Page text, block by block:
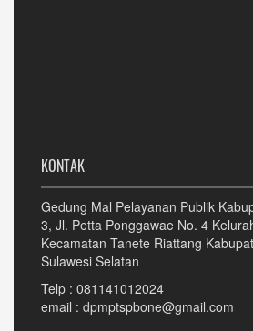
KONTAK
Gedung Mal Pelayanan Publik
3, Jl. Petta Ponggawae No. 4
Kecamatan Tanete Riattang
Sulawesi Selatan
Telp : 081141012024
email : dpmptspbone@gmail.com